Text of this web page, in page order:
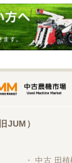
も良いようです
したが届いてま
ますが。 大橋粉
JUM）
・ 中古 田植